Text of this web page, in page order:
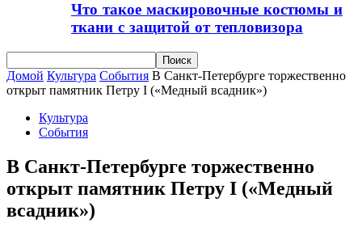
Что такое маскировочные костюмы и
ткани с защитой от тепловизора
Домой Культура События В Санкт-Петербурге торжественно
открыт памятник Петру I («Медный всадник»)
Культура
События
В Санкт-Петербурге торжественно
открыт памятник Петру I («Медный
всадник»)